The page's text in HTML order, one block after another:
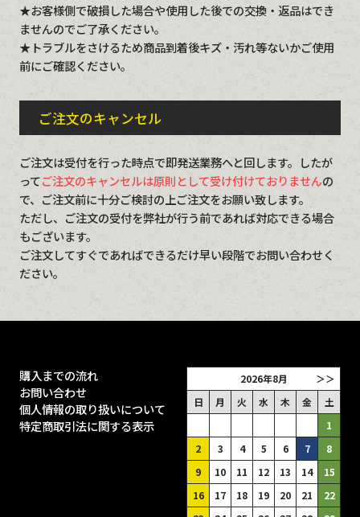
★お客様側で破損した場合や使用した後での交換・返品はでき
ませんのでご了承ください。
★トラブルをさけるため商品到着後キズ・汚れ等ないかご使用
前にご確認ください。
ご注文のキャンセル
ご注文は受付を行った時点で即発送業務へと回します。したが
ってご注文のキャンセルは原則として受け付けておりませんの
で、ご注文前に十分ご検討の上ご注文をお願い致します。
ただし、ご注文の受付を弊社が行う前であれば対応できる場合
もございます。
ご注文してすぐであればできるだけ早い段階でお問い合わせく
ださい。
購入までの流れ
お問い合わせ
個人情報の取り扱いについて
特定商取引法に関する表示
＞＞
2026年8月
日
月 火 水 木 金
土
1
2
3 4 5 6 7
8
9
10 11 12 13 14
15
16
17 18 19 20 21
22